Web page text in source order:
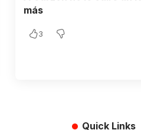
más
3
Quick Links